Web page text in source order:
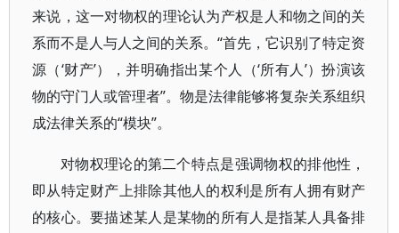
来说，这一对物权的理论认为产权是人和物之间的关
系而不是人与人之间的关系。“首先，它识别了特定资
源（‘财产’），并明确指出某个人（‘所有人’）扮演该
物的守门人或管理者”。物是法律能够将复杂关系组织
成法律关系的“模块”。
对物权理论的第二个特点是强调物权的排他性，
即从特定财产上排除其他人的权利是所有人拥有财产
的核心。要描述某人是某物的所有人是指某人具备排